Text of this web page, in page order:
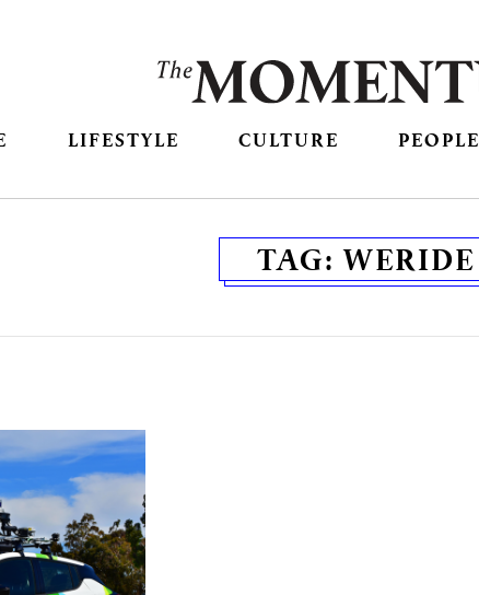
LIFESTYLE CULTURE PEOPLE
TAG:WERIDE